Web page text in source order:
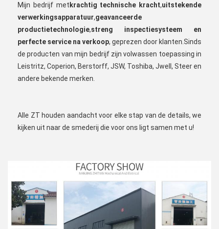
Mijn bedrijf met krachtig technische kracht,uitstekende
verwerkingsapparatuur,geavanceerde
productietechnologie,streng inspectiesysteem en
perfecte service na verkoop, geprezen door klanten.Sinds
de producten van mijn bedrijf zijn volwassen toepassing in
Leistritz, Coperion, Berstorff, JSW, Toshiba, Jwell, Steer en
andere bekende merken.
Alle ZT houden aandacht voor elke stap van de details, we
kijken uit naar de smederij die voor ons ligt samen met u!